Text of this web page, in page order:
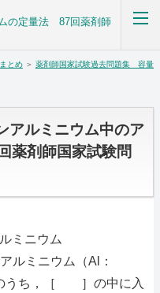
の定量法 87回薬剤師
科目別まとめ
とめ ＞ 薬剤師国家試験過去問題集 容量
ルミニウム中のア
薬剤師国家試験問
ミニウム
ルミニウム（Al：
うち，［ ］の中に入